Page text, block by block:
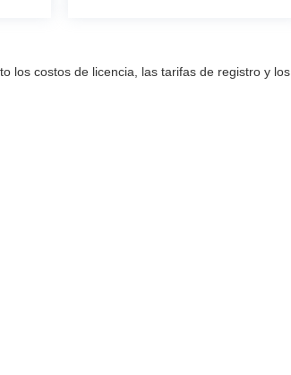
los costos de licencia, las tarifas de registro y los